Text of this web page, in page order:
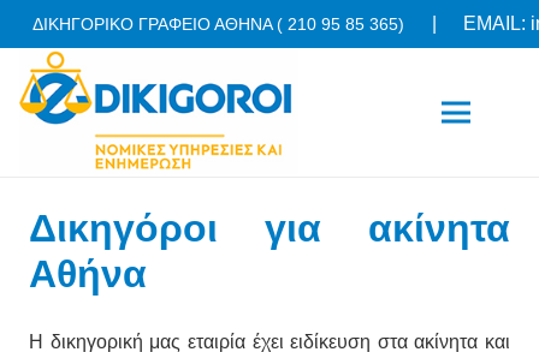
ΔΙΚΗΓΟΡΙΚΟ ΓΡΑΦΕΙΟ ΑΘΗΝΑ ( 210 95 85 365) EMAIL:
Δικηγόροι για ακίνητα
Αθήνα
Η δικηγορική μας εταιρία έχει ειδίκευση στα ακίνητα και